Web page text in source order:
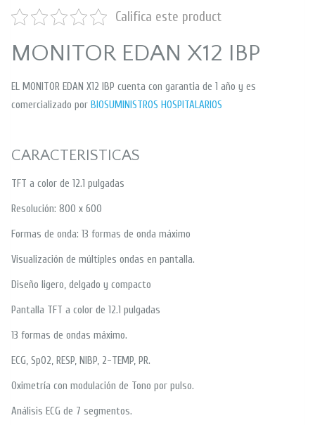
Califica este product
MONITOR EDAN X12 IBP
EL MONITOR EDAN X12 IBP cuenta con garantia de 1 año y es
comercializado por BIOSUMINISTROS HOSPITALARIOS
CARACTERISTICAS
TFT a color de 12.1 pulgadas
Resolución: 800 x 600
Formas de onda: 13 formas de onda máximo
Visualización de múltiples ondas en pantalla.
Diseño ligero, delgado y compacto
Pantalla TFT a color de 12.1 pulgadas
13 formas de ondas máximo.
ECG, SpO2, RESP, NIBP, 2-TEMP, PR.
Oximetría con modulación de Tono por pulso.
Análisis ECG de 7 segmentos.